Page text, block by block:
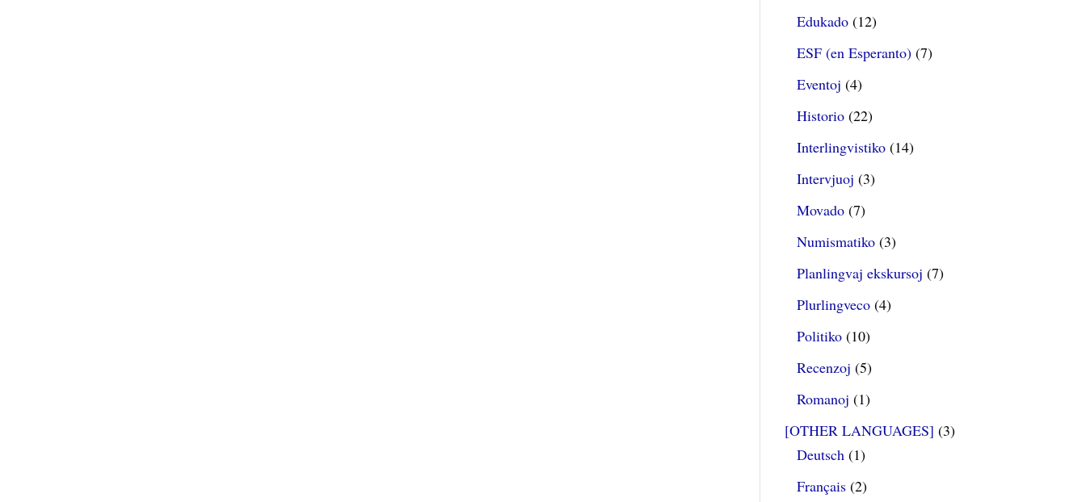
Edukado(12)
ESF (en Esperanto) (7)
Eventoj (4)
Historio(22)
Interlingvistiko(14)
Intervjuoj (3)
Movado(7)
Numismatiko(3)
Planlingvaj ekskursoj (7)
Plurlingveco(4)
Politiko(10)
Recenzoj (5)
Romanoj (1)
[OTHER LANGUAGES] (3)
Deutsch(1)
Français(2)